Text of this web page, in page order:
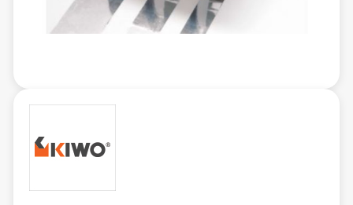
ΕΡΓΑΛΕΊΑ - ΑΞΕΣΟΥΆΡ
ΚΑΤΑ ΠΑΡΑΓΓΕΛΊΑ
ΕΤΙΚΈΤΑ - ΕΎΚΑΜΠΤΗ ΣΥΣΚΕΥΑΣΊΑ